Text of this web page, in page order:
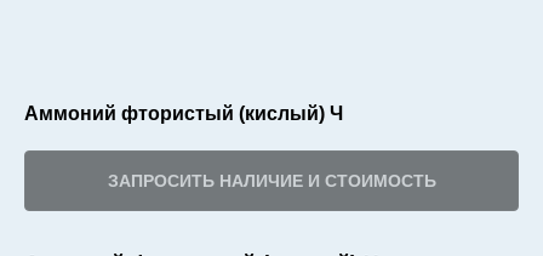
Аммоний фтористый (кислый) Ч
ЗАПРОСИТЬ НАЛИЧИЕ И СТОИМОСТЬ